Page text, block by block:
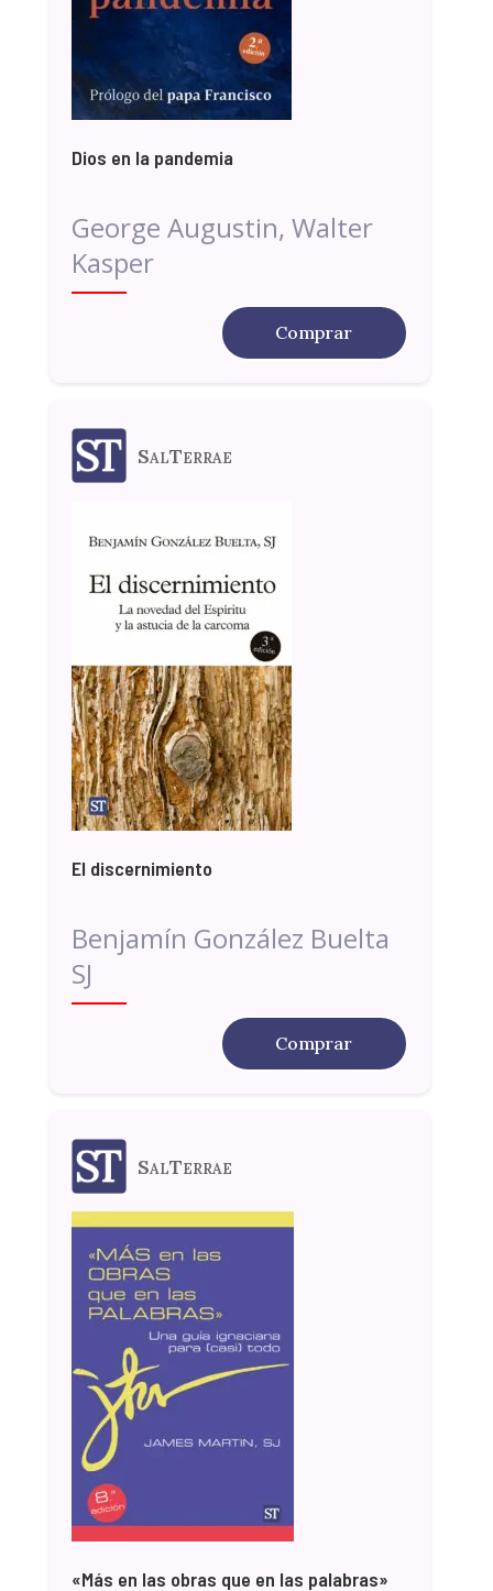
Dios en la pandemia
George Augustin, Walter
Kasper
Comprar
SalTerrae
El discernimiento
Benjamín González Buelta
SJ
Comprar
SalTerrae
«Más en las obras que en las palabras»